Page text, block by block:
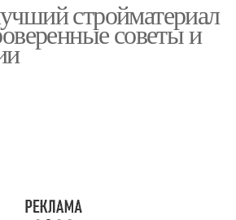
стройматериал
советы и